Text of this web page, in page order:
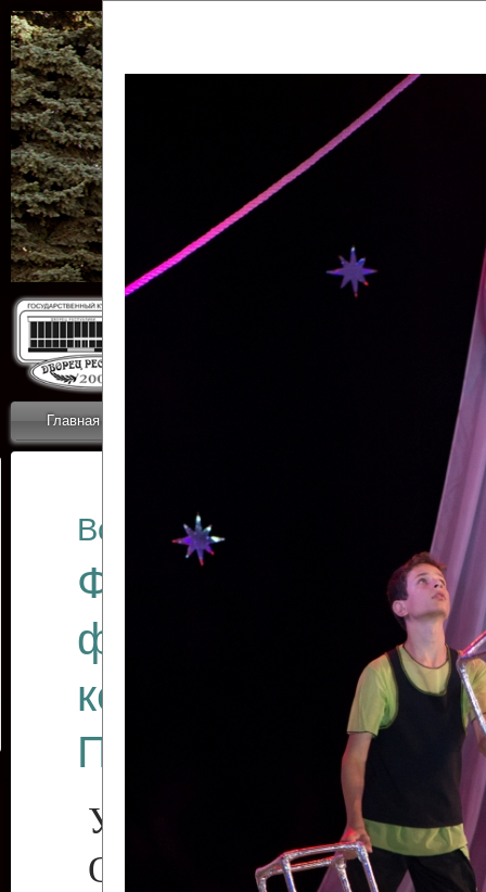
Главная
ОТЧЕТЫ ГКЦ
Все отчеты
Финал
фестиваля
коллективов
Приднестровского
Участники фестиваля:
Образцовый